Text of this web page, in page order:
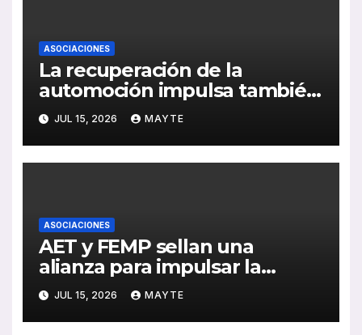
ASOCIACIONES
La recuperación de la
automoción impulsa también
al sector del autocar: récord
de inversión y avance de la
electrificación en 2025
JUL 15, 2026 MAYTE
ASOCIACIONES
AET y FEMP sellan una
alianza para impulsar la
movilidad inteligente en las
ciudades españolas
JUL 15, 2026 MAYTE